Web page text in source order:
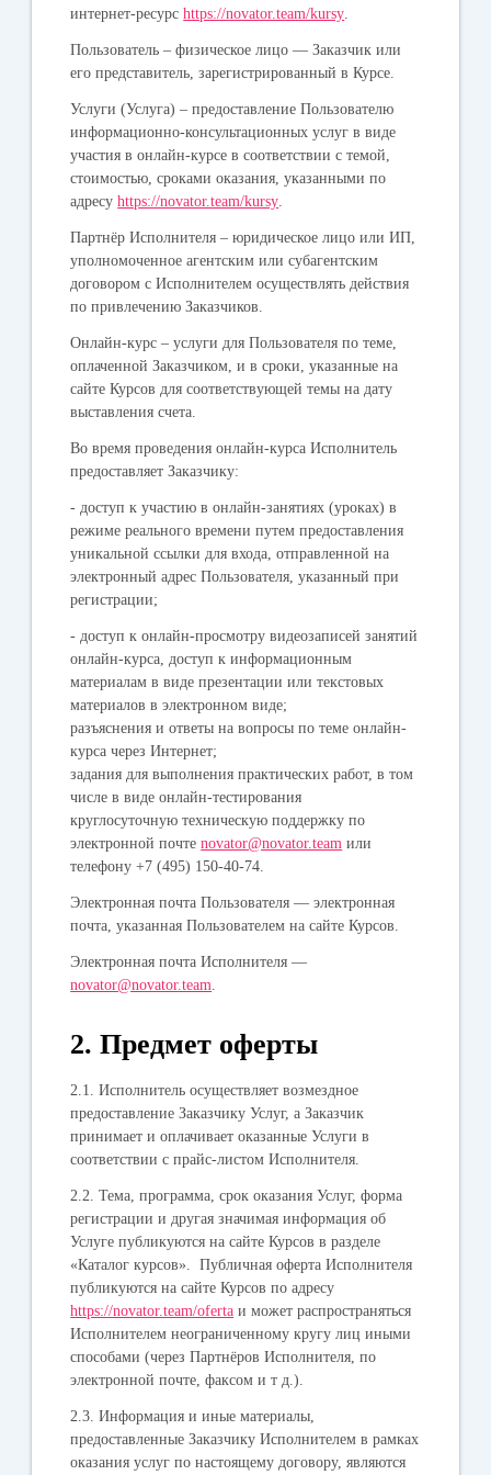
интернет-ресурсhttps://novator.team/kursy
Пользователь – физическое лицо — Заказчик или
его представитель, зарегистрированный в Курсе.
Услуги (Услуга) – предоставление Пользователю
информационно-консультационных услуг в виде
участия в онлайн-курсе в соответствии с темой,
стоимостью, сроками оказания, указанными по
адресуhttps://novator.team/kursy
Партнёр Исполнителя – юридическое лицо или ИП,
уполномоченное агентским или субагентским
договором с Исполнителем осуществлять действия
по привлечению Заказчиков.
Онлайн-курс – услуги для Пользователя по теме,
оплаченной Заказчиком, и в сроки, указанные на
сайте Курсов для соответствующей темы на дату
выставления счета.
Во время проведения онлайн-курса Исполнитель
предоставляет Заказчику:
- доступ к участию в онлайн-занятиях (уроках) в
режиме реального времени путем предоставления
уникальной ссылки для входа, отправленной на
электронный адрес Пользователя, указанный при
регистрации;
- доступ к онлайн-просмотру видеозаписей занятий
онлайн-курса, доступ к информационным
материалам в виде презентации или текстовых
материалов в электронном виде;
разъяснения и ответы на вопросы по теме онлайн-
курса через Интернет;
задания для выполнения практических работ, в том
числе в виде онлайн-тестирования
круглосуточную техническую поддержку по
электронной почтеnovator@novator.team или
телефону +7 (495) 150-40-74.
Электронная почта Пользователя — электронная
почта, указанная Пользователем на сайте Курсов.
Электронная почта Исполнителя —
novator@novator.team
2. Предмет оферты
2.1. Исполнитель осуществляет возмездное
предоставление Заказчику Услуг, а Заказчик
принимает и оплачивает оказанные Услуги в
соответствии с прайс-листом Исполнителя.
2.2. Тема, программа, срок оказания Услуг, форма
регистрации и другая значимая информация об
Услуге публикуются на сайте Курсов в разделе
«Каталог курсов». Публичная оферта Исполнителя
публикуются на сайте Курсов по адресу
https://novator.team/oferta и может распространяться
Исполнителем неограниченному кругу лиц иными
способами (через Партнёров Исполнителя, по
электронной почте, факсом и т д.).
2.3. Информация и иные материалы,
предоставленные Заказчику Исполнителем в рамках
оказания услуг по настоящему договору, являются